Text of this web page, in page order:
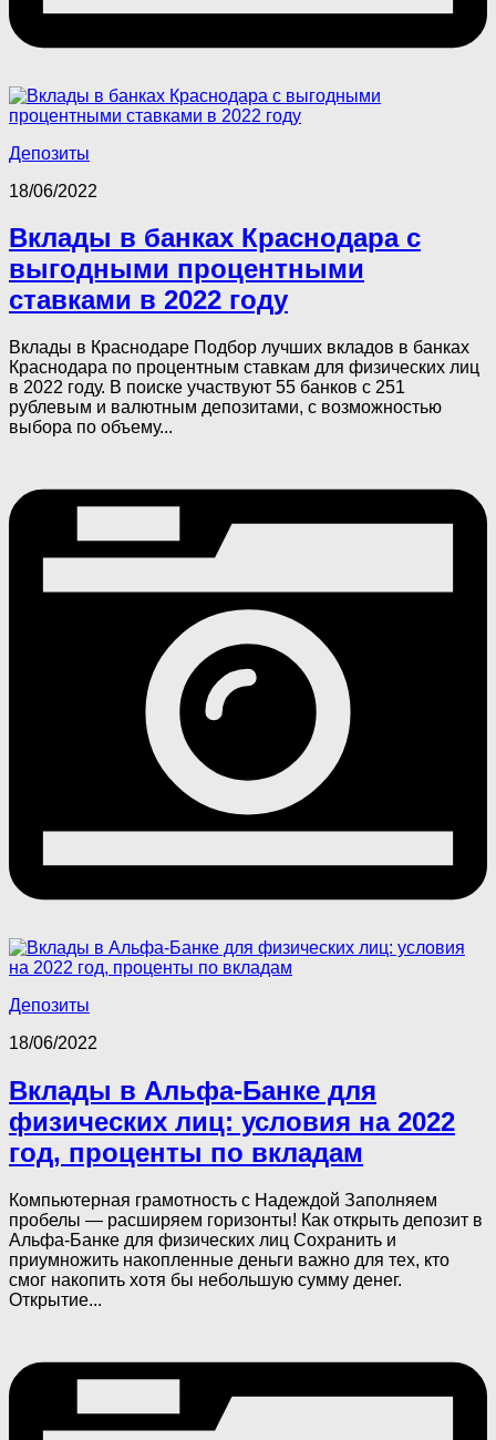
Депозиты
18/06/2022
Вклады в банках Краснодара с
выгодными процентными
ставками в 2022 году
Вклады в Краснодаре Подбор лучших вкладов в банках
Краснодара по процентным ставкам для физических лиц
в 2022 году. В поиске участвуют 55 банков с 251
рублевым и валютным депозитами, с возможностью
выбора по объему...
Депозиты
18/06/2022
Вклады в Альфа-Банке для
физических лиц: условия на 2022
год, проценты по вкладам
Компьютерная грамотность с Надеждой Заполняем
пробелы — расширяем горизонты! Как открыть депозит в
Альфа-Банке для физических лиц Сохранить и
приумножить накопленные деньги важно для тех, кто
смог накопить хотя бы небольшую сумму денег.
Открытие...